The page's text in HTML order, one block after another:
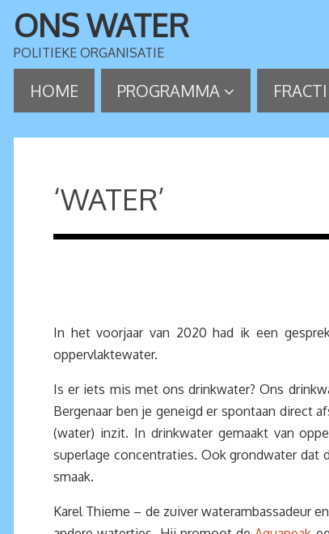
ONS WATER
POLITIEKE ORGANISATIE
HOME PROGRAMMA
‘WATER’
In het voorjaar van 2020 had ik een
oppervlaktewater.
Is er iets mis met ons drinkwater? Ons
Bergenaar ben je geneigd er spontaan direct
(water) inzit. In drinkwater gemaakt van
superlage concentraties. Ook grondwater dat
smaak.
Karel Thieme – de zuiver waterambassadeur